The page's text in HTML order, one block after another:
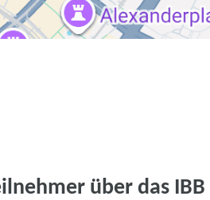
über das IBB